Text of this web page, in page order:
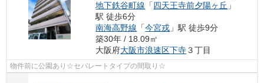
地下鉄谷町線 「四天王寺前夕陽ヶ丘 」
駅 徒歩6分
南海高野線 「今宮戎 」駅 徒歩9分
築30年 / 18.09㎡
大阪府大阪市浪速区下寺３丁目
物件前に公園あり☆セパレートタイプの間取り☆